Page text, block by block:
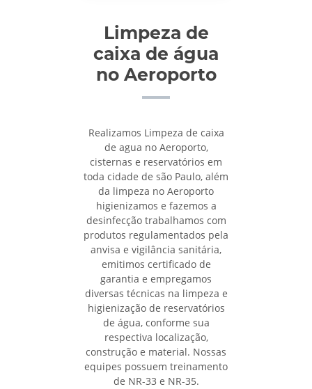
Limpeza de
caixa de água
no Aeroporto
Realizamos Limpeza de caixa
de agua no Aeroporto,
cisternas e reservatórios em
toda cidade de são Paulo, além
da limpeza no Aeroporto
higienizamos e fazemos a
desinfecção trabalhamos com
produtos regulamentados pela
anvisa e vigilância sanitária,
emitimos certificado de
garantia e empregamos
diversas técnicas na limpeza e
higienização de reservatórios
de água, conforme sua
respectiva localização,
construção e material. Nossas
equipes possuem treinamento
de NR-33 e NR-35.